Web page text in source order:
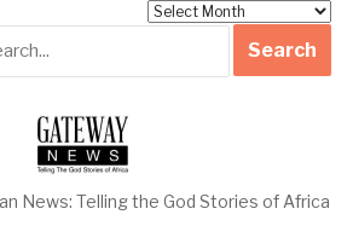
News: Telling the God Stories of Africa